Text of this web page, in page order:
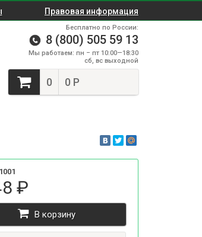
Правовая информация
Бесплатно по России:
8 (800) 505 59 13
Мы работаем: пн – пт 10:00—18:30
сб, вс выходной
0 0 Р
₽
В корзину